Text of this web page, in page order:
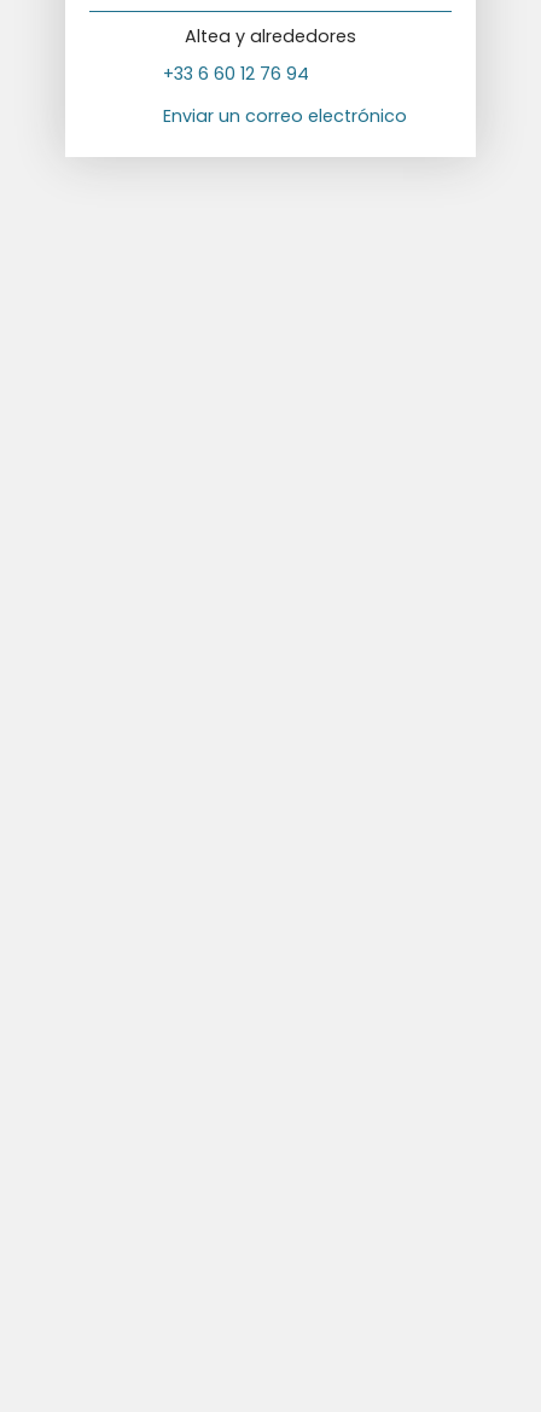
Altea y alrededores
+33 6 60 12 76 94
Enviar un correo electrónico